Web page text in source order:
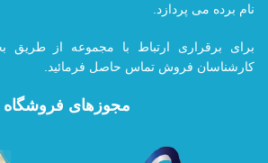
نام برده می پردازد.
برای برقراری ارتباط با مجموعه از
کارشناسان فروش تماس حاصل فرمائید.
مجوزهای فروشگاه